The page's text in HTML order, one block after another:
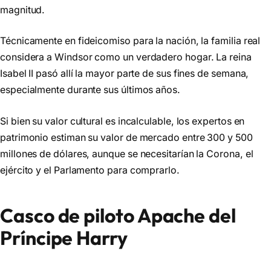
magnitud.
Técnicamente en fideicomiso para la nación, la familia real
considera a Windsor como un verdadero hogar. La reina
Isabel II pasó allí la mayor parte de sus fines de semana,
especialmente durante sus últimos años.
Si bien su valor cultural es incalculable, los expertos en
patrimonio estiman su valor de mercado entre 300 y 500
millones de dólares, aunque se necesitarían la Corona, el
ejército y el Parlamento para comprarlo.
Casco de piloto Apache del
Príncipe Harry